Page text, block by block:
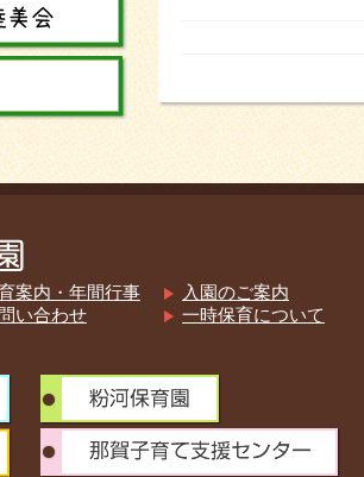
案内・年間行事
い合わせ
入園のご案内
一時保育について